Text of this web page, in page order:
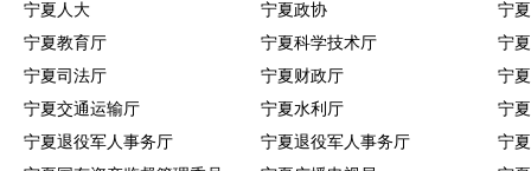
宁夏人大
宁夏政协
宁
宁夏教育厅
宁夏科学技术厅
宁
宁夏司法厅
宁夏财政厅
宁
宁夏交通运输厅
宁夏水利厅
宁
宁夏退役军人事务厅
宁夏退役军人事务厅
宁